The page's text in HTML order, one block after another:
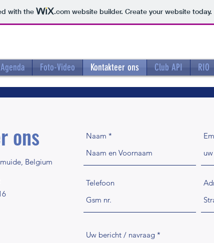
with the .comwebsite builder. Create your website today.
Agenda Foto-Video Kontakteer ons Club API RIO
ons
Belgium
Naam
Telefoon
Uw bericht / navraag